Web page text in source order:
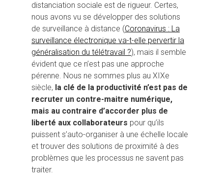
distanciation sociale est de rigueur. Certes,
nous avons vu se développer des solutions
de surveillance à distance (Coronavirus : La
surveillance électronique va-t-elle pervertir la
généralisation du télétravail ?), mais il semble
évident que ce n’est pas une approche
pérenne. Nous ne sommes plus au XIXe
siècle, la clé de la productivité n’est pas de
recruter un contre-maitre numérique,
mais au contraire d’accorder plus de
liberté aux collaborateurs pour qu’ils
puissent s’auto-organiser à une échelle locale
et trouver des solutions de proximité à des
problèmes que les processus ne savent pas
traiter.